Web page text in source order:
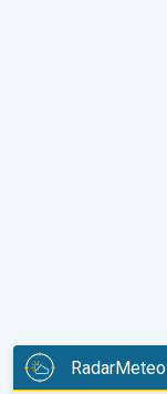
RadarMeteo